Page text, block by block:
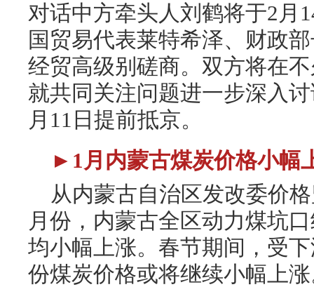
对话中方牵头人刘鹤将于2月
国贸易代表莱特希泽、财政
经贸高级别磋商。双方将在
就共同关注问题进一步深入
月11日提前抵京。
►1月内蒙古煤炭价格小幅
从内蒙古自治区发改委价
月份，内蒙古全区动力煤坑
均小幅上涨。春节期间，受
份煤炭价格或将继续小幅上